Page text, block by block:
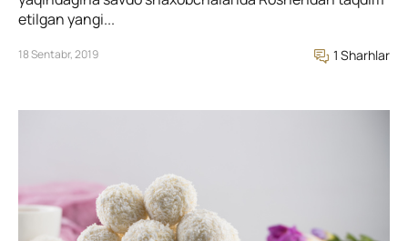
etilgan yangi...
18 Sentabr, 2019 1 Sharhlar